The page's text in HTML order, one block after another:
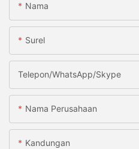
Nama
Surel
Telepon/WhatsApp/Skype
Nama Perusahaan
Kandungan